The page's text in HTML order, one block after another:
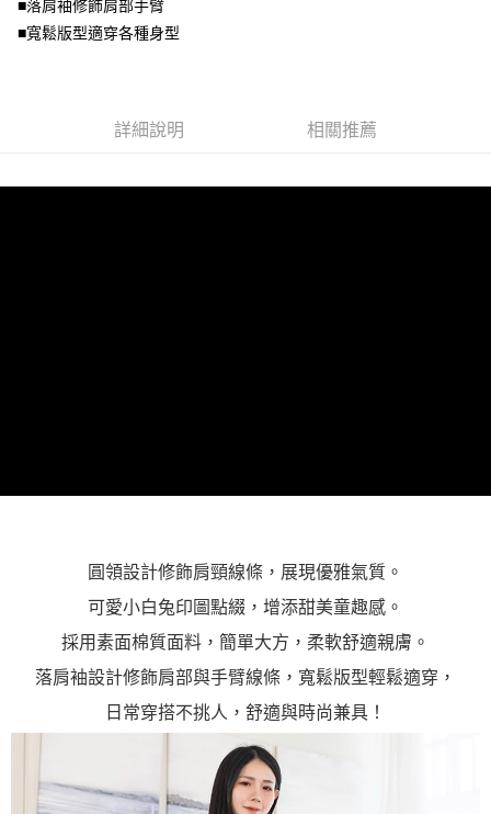
資料（包含姓名、電話或地址）提供予台灣大哥大進項蒐集、處理及利用，
後付繳納相關費用。
※ 交易是否成功請以「AFTEE先享後付 」之結帳頁面顯示為準，若有關於
１．透過由恩沛科技股份有限公司提供之「AFTEE先享後付」服務完成之交
２．關於個人資料處理事宜，請瀏覽以下網址：
付款後7-11取貨
每筆NT$100，滿NT$1,000(含以上)免運費
■落肩袖修飾肩部手臂
■寬鬆版型適穿各種身型
詳細說明 相關推薦
圓領設計修飾肩頸線條，展現優雅氣質。
可愛小白兔印圖點綴，增添甜美童趣感。
採用素面棉質面料，簡單大方，柔軟舒適親膚。
落肩袖設計修飾肩部與手臂線條，寬鬆版型輕鬆適穿，
日常穿搭不挑人，舒適與時尚兼具！